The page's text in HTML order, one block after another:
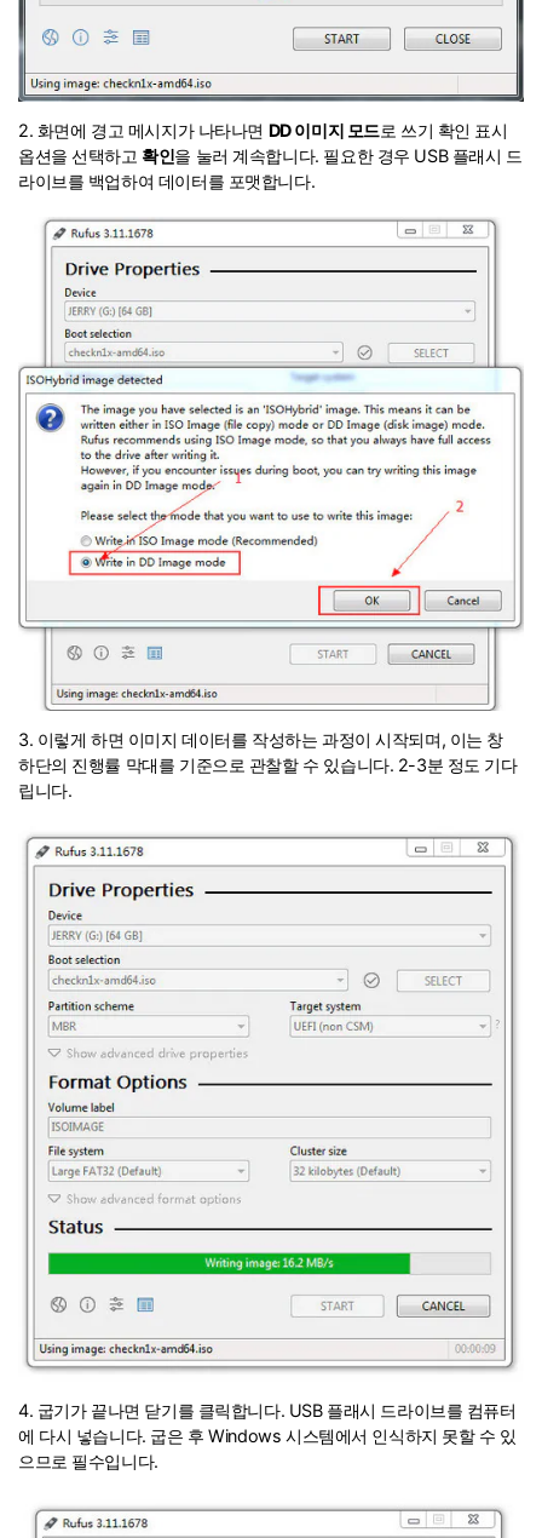
2. 화면에 경고 메시지가 나타나면 DD 이미지 모드로 쓰기 확인 표시
옵션을 선택하고 확인을 눌러 계속합니다. 필요한 경우 USB 플래시 드
라이브를 백업하여 데이터를 포맷합니다.
3. 이렇게 하면 이미지 데이터를 작성하는 과정이 시작되며, 이는 창
하단의 진행률 막대를 기준으로 관찰할 수 있습니다. 2-3분 정도 기다
립니다.
4. 굽기가 끝나면 닫기를 클릭합니다. USB 플래시 드라이브를 컴퓨터
에 다시 넣습니다. 굽은 후 Windows 시스템에서 인식하지 못할 수 있
으므로 필수입니다.